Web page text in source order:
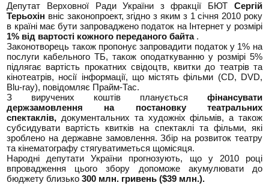
Депутат Верховної Ради України з фракції БЮТ Сергій
Терьохін вніс законопроект, згідно з яким з 1 січня 2010 року
в країні має бути запроваджено податок на Інтернет у розмірі
1% від вартості кожного переданого байта.
Законотворець також пропонує запровадити податок у 1% на
послуги кабельного ТБ, також оподаткуванню у розмірі 5%
підлягає вартість прокатних свідоцтв, квитки до театрів та
кінотеатрів, носії інформації, що містять фільми (CD, DVD,
Blu-ray), повідомляє Прайм-Тас.
З виручених коштів планується фінансувати
держзамовлення на постановку театральних
спектаклів, документальних та художніх фільмів, а також
субсидувати вартість квитків на спектаклі та фільми, які
зроблено на державне замовлення. Збір на розвиток театру
та кінематографу стягуватиметься щомісяця.
Народні депутати України прогнозують, що у 2010 році
впровадження цього збору допоможе акумулювати до
бюджету близько300 млн. гривень ($39 млн.).